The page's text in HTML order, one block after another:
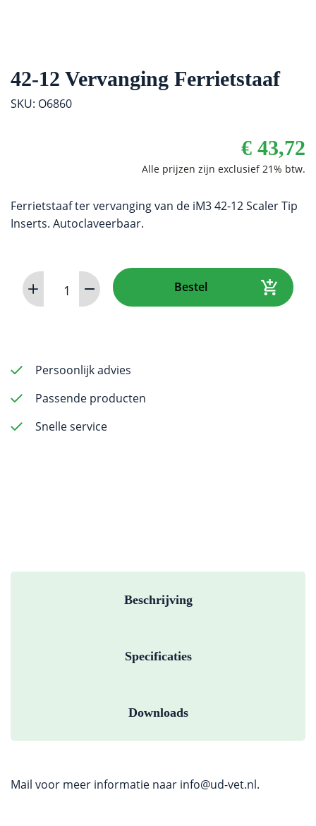
42-12 Vervanging Ferrietstaaf
SKU: O6860
€ 43,72
Ferrietstaaf ter vervanging van de iM3 42-12 Scaler Tip
Inserts. Autoclaveerbaar.
42-
12
Bestel
Persoonlijk advies
Passende producten
Snelle service
Beschrijving
Specificaties
Downloads
Mail voor meer informatie naar info@ud-vet.nl.